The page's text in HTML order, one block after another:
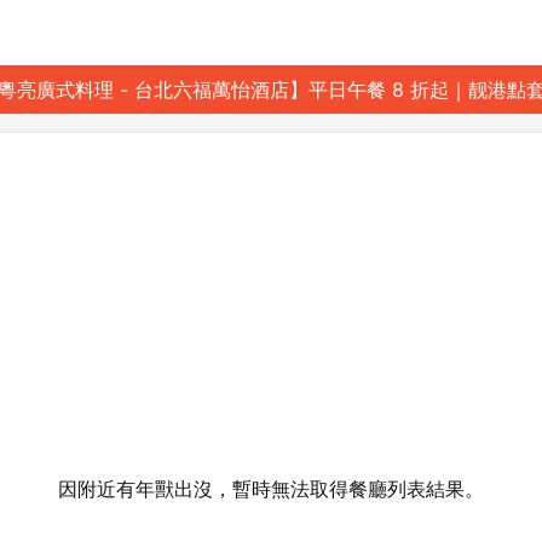
亮廣式料理 - 台北六福萬怡酒店】平日午餐 8 折起｜靓港點
因附近有年獸出沒，暫時無法取得餐廳列表結果。